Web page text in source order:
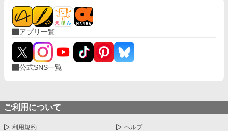
アプリ一覧
公式SNS一覧
ご利用について
利用規約 ヘルプ